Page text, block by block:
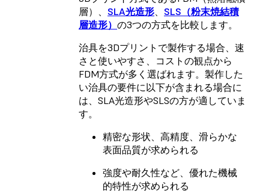
層） 、 SLA光造形、 SLS（粉末焼結積
層造形） の3つの方式を比較します。
治具を3Dプリントで製作する場合、速
さと使いやすさ、コストの観点から
FDM方式が多く選ばれます。製作した
い治具の要件に以下が含まれる場合に
は、SLA光造形やSLSの方が適していま
す。
精密な形状、高精度、滑らかな
表面品質が求められる
強度や耐久性など、優れた機械
的特性が求められる